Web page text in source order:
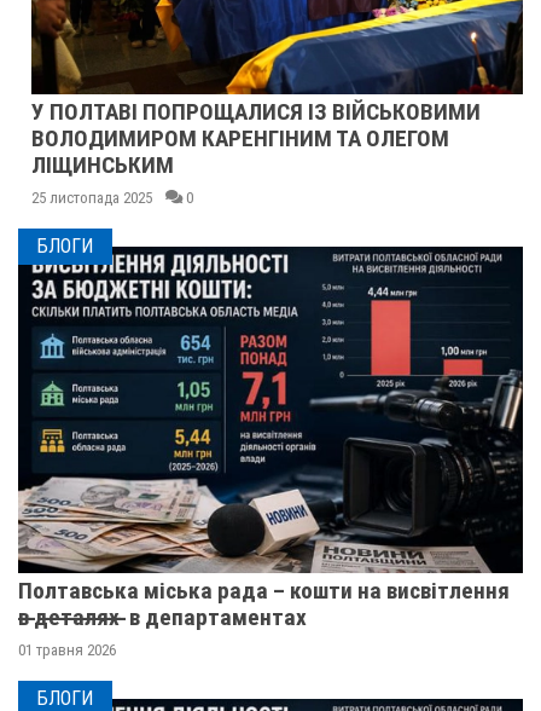
У ПОЛТАВІ ПОПРОЩАЛИСЯ ІЗ ВІЙСЬКОВИМИ
ВОЛОДИМИРОМ КАРЕНГІНИМ ТА ОЛЕГОМ
ЛІЩИНСЬКИМ
25 листопада 2025 0
БЛОГИ
Полтавська міська рада – кошти на висвітлення
в̶ ̶д̶е̶т̶а̶л̶я̶х̶ ̶ в департаментах
01 травня 2026
БЛОГИ